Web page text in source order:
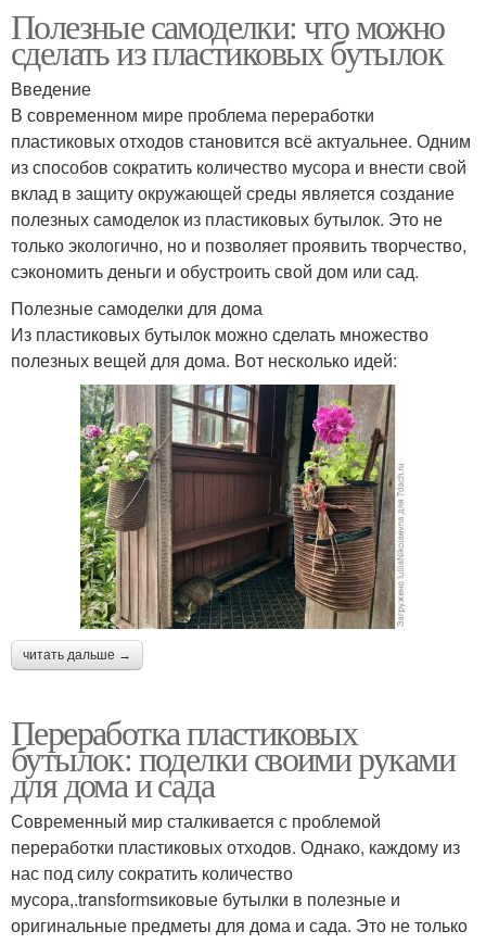
Полезные самоделки: что можно
сделать из пластиковых бутылок
Введение
В современном мире проблема переработки
пластиковых отходов становится всё актуальнее. Одним
из способов сократить количество мусора и внести свой
вклад в защиту окружающей среды является создание
полезных самоделок из пластиковых бутылок. Это не
только экологично, но и позволяет проявить творчество,
сэкономить деньги и обустроить свой дом или сад.
Полезные самоделки для дома
Из пластиковых бутылок можно сделать множество
полезных вещей для дома. Вот несколько идей:
читать дальше →
Переработка пластиковых
бутылок: поделки своими руками
для дома и сада
Современный мир сталкивается с проблемой
переработки пластиковых отходов. Однако, каждому из
нас под силу сократить количество
мусора,.transformsиковые бутылки в полезные и
оригинальные предметы для дома и сада. Это не только